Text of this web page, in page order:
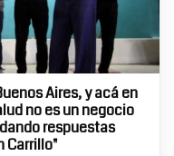
Aires, y acá en
no es un negocio
respuestas
Carrillo"